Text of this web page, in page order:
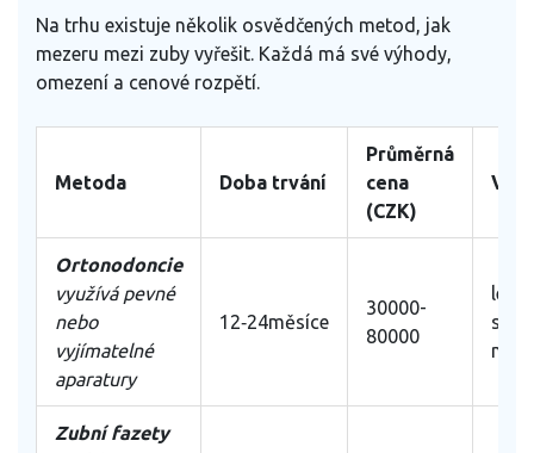
Na trhu existuje několik osvědčených metod, jak
mezeru mezi zuby vyřešit. Každá má své výhody,
omezení a cenové rozpětí.
Metoda Doba trvání
Průměrná
cena
(CZK)
Ortonodoncie
využívá pevné
nebo
vyjímatelné
aparatury
12‑24měsíce
30000-
80000
Zubní fazety